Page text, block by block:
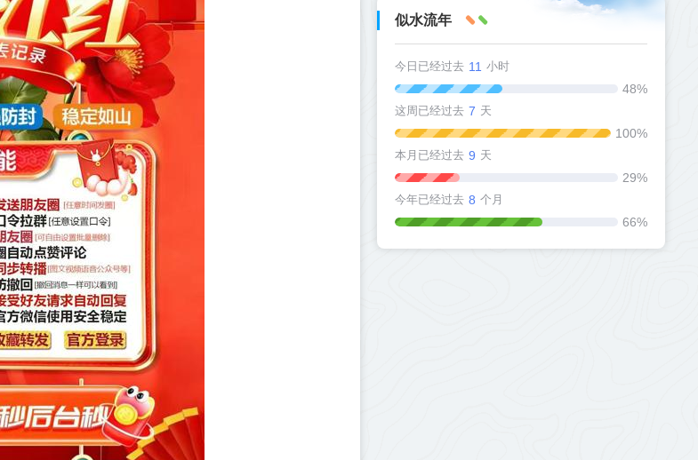
似水流年
今日已经过去 11 小时
48%
这周已经过去 7 天
100%
本月已经过去 9 天
29%
今年已经过去 8 个月
66%